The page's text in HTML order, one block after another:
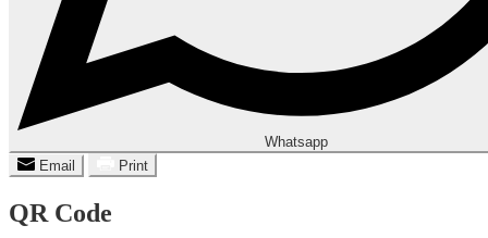
Whatsapp
Email
Print
QR Code